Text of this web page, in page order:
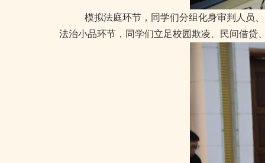
模拟法庭环节，同学们分组化身审判人员
法治小品环节，同学们立足校园欺凌、民间借贷